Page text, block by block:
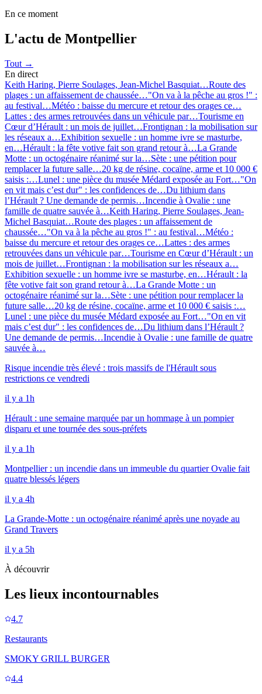
En ce moment
L'actu de Montpellier
Tout →
En direct
Keith Haring, Pierre Soulages, Jean-Michel Basquiat…Route des
plages : un affaissement de chaussée…"On va à la pêche au gros !" :
au festival…Météo : baisse du mercure et retour des orages ce…
Lattes : des armes retrouvées dans un véhicule par…Tourisme en
Cœur d’Hérault : un mois de juillet…Frontignan : la mobilisation sur
les réseaux a…Exhibition sexuelle : un homme ivre se masturbe,
en…Hérault : la fête votive fait son grand retour à…La Grande
Motte : un octogénaire réanimé sur la…Sète : une pétition pour
remplacer la future salle…20 kg de résine, cocaïne, arme et 10 000 €
saisis :…Lunel : une pièce du musée Médard exposée au Fort…"On
en vit mais c’est dur" : les confidences de…Du lithium dans
l’Hérault ? Une demande de permis…Incendie à Ovalie : une
famille de quatre sauvée à…Keith Haring, Pierre Soulages, Jean-
Michel Basquiat…Route des plages : un affaissement de
chaussée…"On va à la pêche au gros !" : au festival…Météo :
baisse du mercure et retour des orages ce…Lattes : des armes
retrouvées dans un véhicule par…Tourisme en Cœur d’Hérault : un
mois de juillet…Frontignan : la mobilisation sur les réseaux a…
Exhibition sexuelle : un homme ivre se masturbe, en…Hérault : la
fête votive fait son grand retour à…La Grande Motte : un
octogénaire réanimé sur la…Sète : une pétition pour remplacer la
future salle…20 kg de résine, cocaïne, arme et 10 000 € saisis :…
Lunel : une pièce du musée Médard exposée au Fort…"On en vit
mais c’est dur" : les confidences de…Du lithium dans l’Hérault ?
Une demande de permis…Incendie à Ovalie : une famille de quatre
sauvée à…
Risque incendie très élevé : trois massifs de l'Hérault sous
restrictions ce vendredi
il y a 1h
Hérault : une semaine marquée par un hommage à un pompier
disparu et une tournée des sous-préfets
il y a 1h
Montpellier : un incendie dans un immeuble du quartier Ovalie fait
quatre blessés légers
il y a 4h
La Grande-Motte : un octogénaire réanimé après une noyade au
Grand Travers
il y a 5h
À découvrir
Les lieux incontournables
4.7
Restaurants
SMOKY GRILL BURGER
4.4